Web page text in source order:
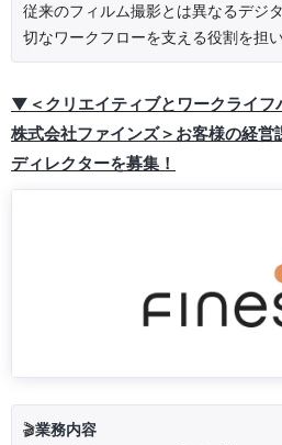
従来のフィルム撮影とは異なるデジ
切なワークフローを支える役割を担い
▼＜クリエイティブとワークライフ
株式会社ファインズ＞お客様の経
ディレクターを募集！
🎬業務内容